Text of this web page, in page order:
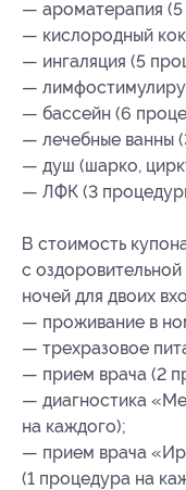
— ароматерапия (5
— кислородный
— ингаляция (5
—
— бассейн (6
— лечебные ванны
— душ (шарко,
— ЛФК (3
В стоимость
с
ночей для двоих
— проживание в
— трехразовое
— прием врача (2
— диагностика
на каждого);
— прием врача
(1 процедура на